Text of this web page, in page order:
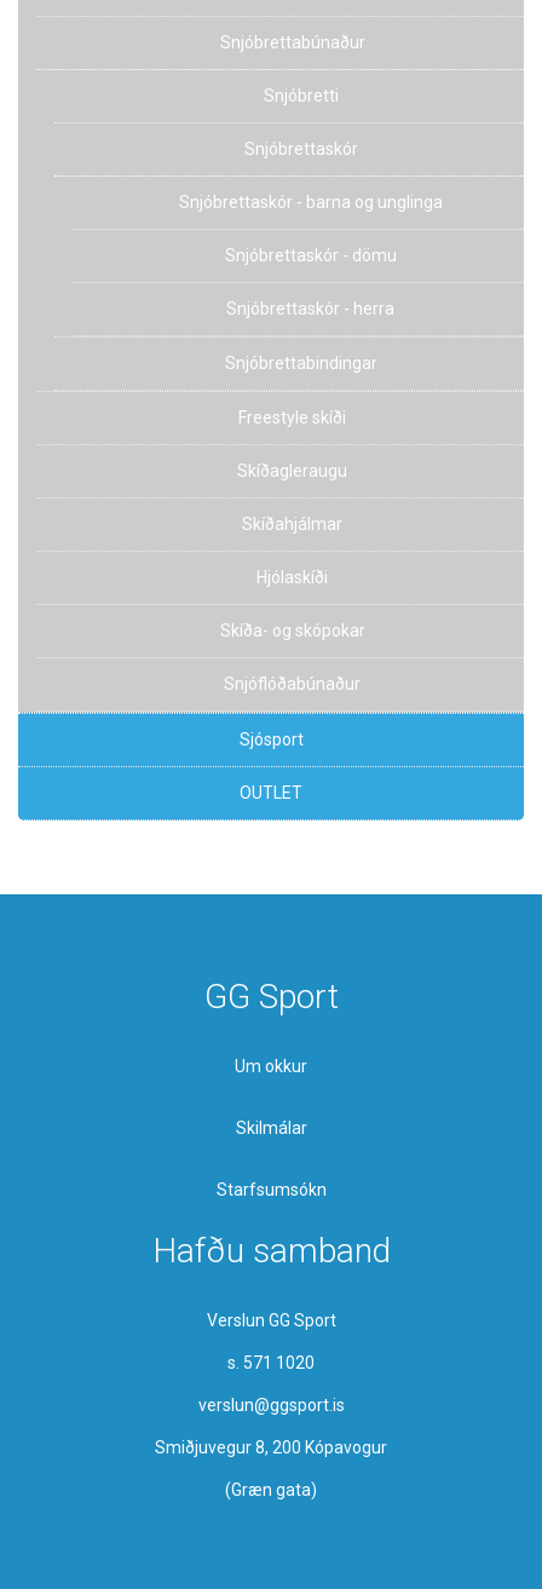
Snjóbrettabúnaður
Snjóbretti
Snjóbrettaskór
Snjóbrettaskór - barna og unglinga
Snjóbrettaskór - dömu
Snjóbrettaskór - herra
Snjóbrettabindingar
Freestyle skíði
Skíðagleraugu
Skíðahjálmar
Hjólaskíði
Skíða- og skópokar
Snjóflóðabúnaður
Sjósport
OUTLET
GG Sport
Um okkur
Skilmálar
Starfsumsókn
Hafðu samband
Verslun GG Sport
s. 571 1020
verslun@ggsport.is
Smiðjuvegur 8, 200 Kópavogur
(Græn gata)